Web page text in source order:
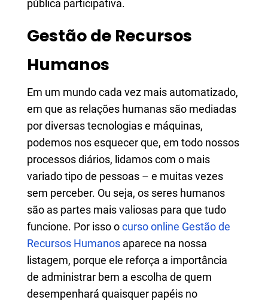
pública participativa.
Gestão de Recursos
Humanos
Em um mundo cada vez mais automatizado,
em que as relações humanas são mediadas
por diversas tecnologias e máquinas,
podemos nos esquecer que, em todo nossos
processos diários, lidamos com o mais
variado tipo de pessoas – e muitas vezes
sem perceber. Ou seja, os seres humanos
são as partes mais valiosas para que tudo
funcione. Por isso ocurso online Gestão de
Recursos Humanos aparece na nossa
listagem, porque ele reforça a importância
de administrar bem a escolha de quem
desempenhará quaisquer papéis no